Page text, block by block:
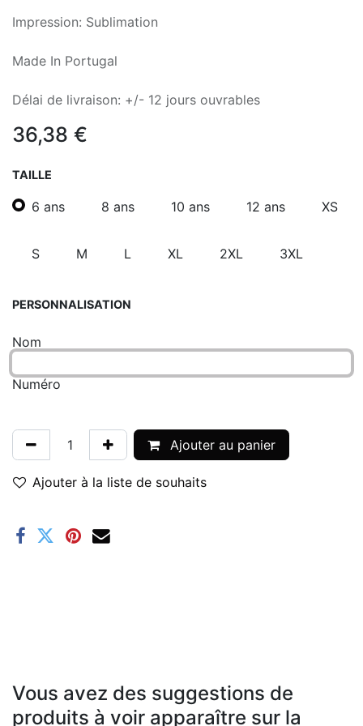
Impression: Sublimation
Made In Portugal
Délai de livraison: +/- 12 jours ouvrables
36,38 €
TAILLE
6 ans 8 ans 10 ans 12 ans XS
S M L XL 2XL 3XL
PERSONNALISATION
Nom
Numéro
Ajouter au panier
Ajouter à la liste de souhaits
Vous avez des suggestions de
produits à voir apparaître sur la